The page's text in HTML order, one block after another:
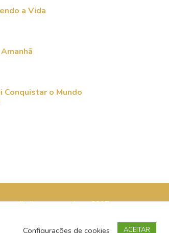
a Vida
Conquistar o Mundo
os direitos reservados - 2017
Configurações de cookies ACEITAR